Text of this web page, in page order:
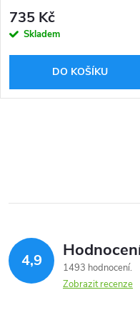
735 Kč
Skladem
DO KOŠÍKU
4,9
1493 hodnocení
Zobrazit recenze